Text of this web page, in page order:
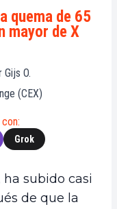
quema de 65
mayor de X
Gijs O.
(CEX)
Grok
ha subido casi
de que la